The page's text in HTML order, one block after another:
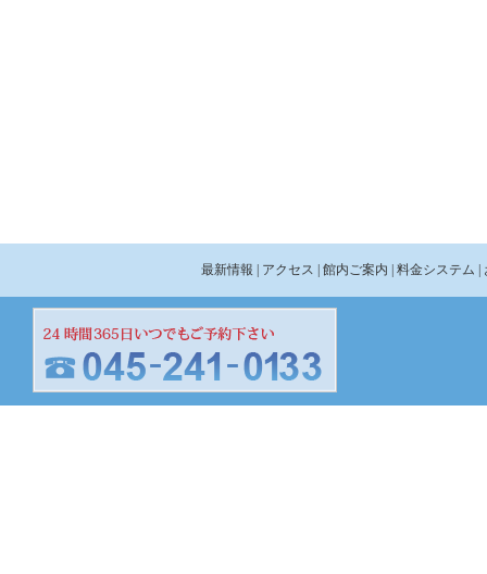
最新情報 | アクセス | 館内ご案内 | 料金システム